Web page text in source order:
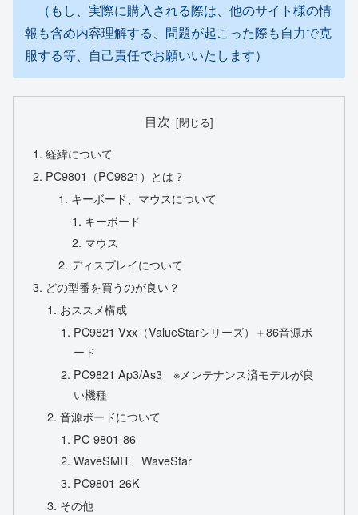
（もし、実際に購入される際は、他のサイト様の情
報も含め内容理解する、問題が起こった際も自力で克
服する等、自己責任でお願いいたします）
目次
経緯について
PC9801（PC9821）とは？
キーボード、マウスについて
キーボード
マウス
ディスプレイについて
どの型番を買うのが良い？
おススメ構成
PC9821 Vxx（ValueStarシリーズ）＋86音源ボ
ード
PC9821 Ap3/As3 ※メンテナンス済モデルが良
い機種
音源ボードについて
PC-9801-86
WaveSMIT、WaveStar
PC9801-26K
その他